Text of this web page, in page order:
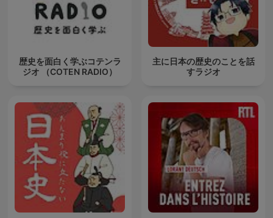
歴史を面白く学ぶコテンラ
ジオ （COTEN RADIO）
主に日本の歴史のことを話
すラジオ